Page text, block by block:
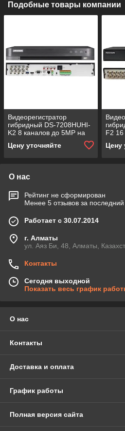
Подобные товары компании
Видеорегистратор
гибридный DS-7208HUHI-
K2 8 каналов до 5MP на
интерфейсами
Цену уточняйте
F2 16
Цену
О нас
Рейтинг не сформирован
Менее 5 отзывов за последний
Работает с 30.07.2014
г. Алматы
ул. Аяз Би, 48, Алматы,
Контакты
Сегодня выходной
Показать весь график
О нас
Контакты
Доставка и оплата
График работы
Полная версия сайта